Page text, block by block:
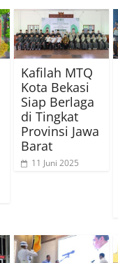
Kafilah MTQ
Kota Bekasi
Siap Berlaga
di Tingkat
Provinsi Jawa
Barat
11 Juni 2025